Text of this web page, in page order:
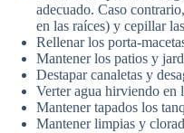
adecuado. Caso
en las raíces) y cepillar
Rellenar los porta-
Mantener los patios y
Destapar canaletas y
Verter agua hirviendo en
Mantener tapados los
Mantener limpias y